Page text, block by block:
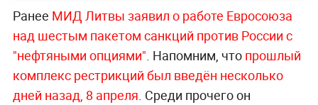
Ранее МИД Литвы заявил о работе Евросоюза
над шестым пакетом санкций против России с
"нефтяными опциями". Напомним, что прошлый
комплекс рестрикций был введён несколько
дней назад, 8 апреля. Среди прочего он